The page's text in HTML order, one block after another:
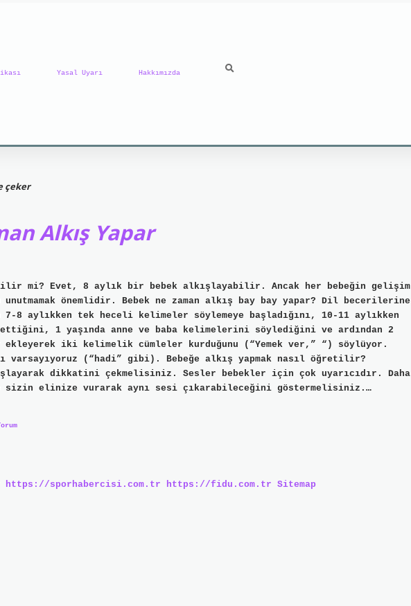
Yasal Uyarı Hakkımızda
çeker
Alkış Yapar
mi? Evet, 8 aylık bir bebek alkışlayabilir. Ancak her bebeğin gelişim
önemlidir. Bebek ne zaman alkış bay bay yapar? Dil becerilerine
8 aylıkken tek heceli kelimeler söylemeye başladığını, 10-11 aylıkken
1 yaşında anne ve baba kelimelerini söylediğini ve ardından 2
iki kelimelik cümleler kurduğunu (“Yemek ver,” “) söylüyor.
varsayıyoruz (“hadi” gibi). Bebeğe alkış yapmak nasıl öğretilir?
dikkatini çekmelisiniz. Sesler bebekler için çok uyarıcıdır. Daha
elinize vurarak aynı sesi çıkarabileceğini göstermelisiniz.…
https://sporhabercisi.com.tr https://fidu.com.tr Sitemap